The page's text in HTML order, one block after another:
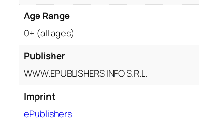
Age Range
0+ (all ages)
Publisher
WWW.EPUBLISHERS INFO S.R.L.
Imprint
ePublishers